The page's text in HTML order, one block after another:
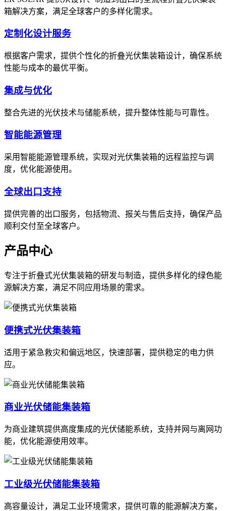
箱解决方案，满足全球客户的多样化需求。
定制化设计服务
根据客户需求，提供个性化的折叠光伏集装箱设计，确保系统
性能与成本的最优平衡。
集成与优化
整合先进的光伏技术与储能系统，提升整体性能与可靠性。
智能能源管理
采用智能能源管理系统，实现对光伏集装箱的远程监控与调
度，优化能源使用。
全球出口支持
提供完善的出口服务，包括物流、报关与售后支持，确保产品
顺利交付至全球客户。
产品中心
专注于折叠式光伏集装箱的研发与制造，提供多样化的绿色能
源解决方案，满足不同应用场景的需求。
便携式光伏集装箱
适用于紧急救灾和偏远地区，快速部署，提供稳定的电力供
应。
商业光伏储能集装箱
为商业建筑提供高度集成的光伏储能系统，支持并网与离网功
能，优化能源使用效率。
工业级光伏储能集装箱
高容量设计，满足工业环境需求，提供可靠的能源解决方案，